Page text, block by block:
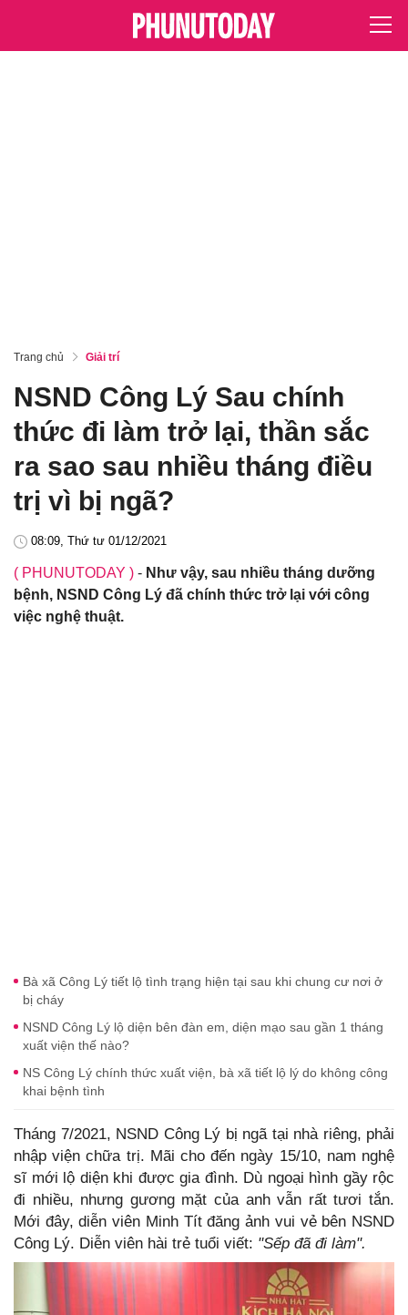
Trang chủ Giải trí
NSND Công Lý Sau chính
thức đi làm trở lại, thần sắc
ra sao sau nhiều tháng điều
trị vì bị ngã?
08:09, Thứ tư 01/12/2021
( PHUNUTODAY ) - Như vậy, sau nhiều tháng dưỡng
bệnh, NSND Công Lý đã chính thức trở lại với công
việc nghệ thuật.
Bà xã Công Lý tiết lộ tình trạng hiện tại sau khi chung cư nơi ở
bị cháy
NSND Công Lý lộ diện bên đàn em, diện mạo sau gần 1 tháng
xuất viện thế nào?
NS Công Lý chính thức xuất viện, bà xã tiết lộ lý do không công
khai bệnh tình
Tháng 7/2021, NSND Công Lý bị ngã tại nhà riêng, phải
nhập viện chữa trị. Mãi cho đến ngày 15/10, nam nghệ
sĩ mới lộ diện khi được gia đình. Dù ngoại hình gầy rộc
đi nhiều, nhưng gương mặt của anh vẫn rất tươi tắn.
Mới đây, diễn viên Minh Tít đăng ảnh vui vẻ bên NSND
Công Lý. Diễn viên hài trẻ tuổi viết: "Sếp đã đi làm".